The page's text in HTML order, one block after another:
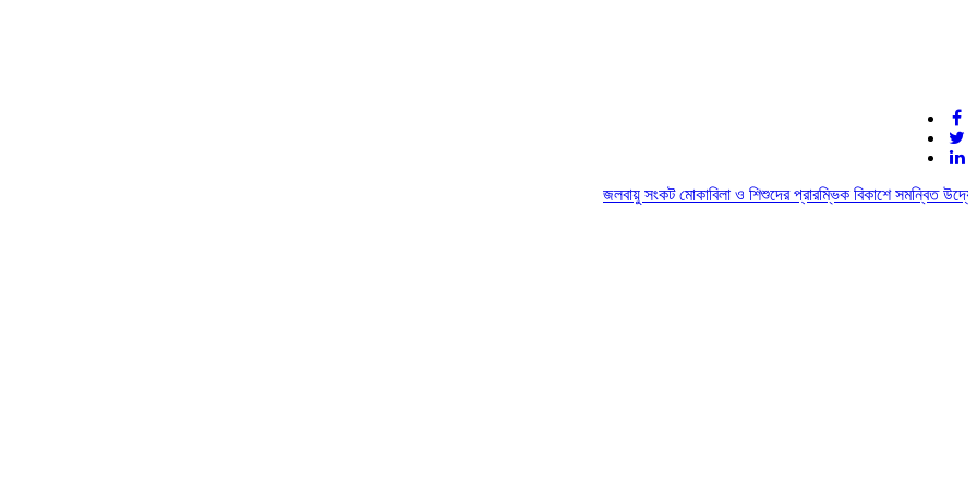
জলবায়ু সংকট মোকাবিলা ও শিশুদের প্রারম্ভিক বিকাশে সমন্বিত